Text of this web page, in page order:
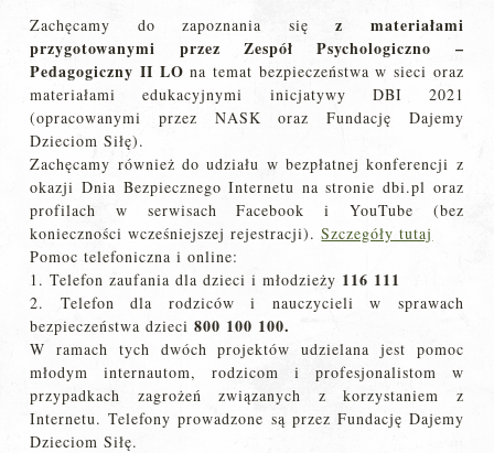
Zachęcamy do zapoznania sięz materiałami
przygotowanymi przez Zespół Psychologiczno –
Pedagogiczny II LO na temat bezpieczeństwa w sieci oraz
materiałami edukacyjnymi inicjatywy DBI 2021
(opracowanymi przez NASK oraz Fundację Dajemy
Dzieciom Siłę).
Zachęcamy również do udziału w bezpłatnej konferencji z
okazji Dnia Bezpiecznego Internetu na stronie dbi.pl oraz
profilach w serwisach Facebook i YouTube (bez
konieczności wcześniejszej rejestracji).Szczegóły tutaj
Pomoc telefoniczna i online:
1. Telefon zaufania dla dzieci i młodzieży 116 111
2. Telefon dla rodziców i nauczycieli w sprawach
bezpieczeństwa dzieci800 100 100.
W ramach tych dwóch projektów udzielana jest pomoc
młodym internautom, rodzicom i profesjonalistom w
przypadkach zagrożeń związanych z korzystaniem z
Internetu. Telefony prowadzone są przez Fundację Dajemy
Dzieciom Siłę.